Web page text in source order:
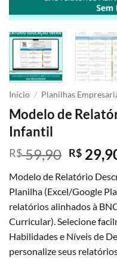
Início / Planilhas
Modelo de
Infantil
R$59,90 O
preço
era:
R$
R$
Modelo de Relatório
Planilha (Excel/Google
relatórios alinhados à
Curricular). Selecione
Habilidades e Níveis de
personalize seus